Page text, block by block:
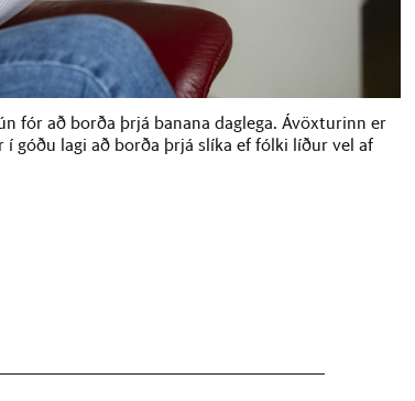
fór að borða þrjá banana daglega. Ávöxturinn er
lagi að borða þrjá slíka ef fólki líður vel af